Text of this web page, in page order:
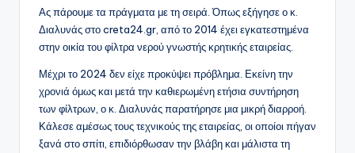
Ας πάρουμε τα πράγματα με τη σειρά. Όπως εξήγησε ο κ.
Διαλυνάς στο creta24.gr, από το 2014 έχει εγκατεστημένα
στην οικία του φίλτρα νερού γνωστής κρητικής εταιρείας.
Μέχρι το 2024 δεν είχε προκύψει πρόβλημα. Εκείνη την
χρονιά όμως και μετά την καθιερωμένη ετήσια συντήρηση
των φίλτρων, ο κ. Διαλυνάς παρατήρησε μια μικρή διαρροή.
Κάλεσε αμέσως τους τεχνικούς της εταιρείας, οι οποίοι πήγαν
ξανά στο σπίτι, επιδιόρθωσαν την βλάβη και μάλιστα τη